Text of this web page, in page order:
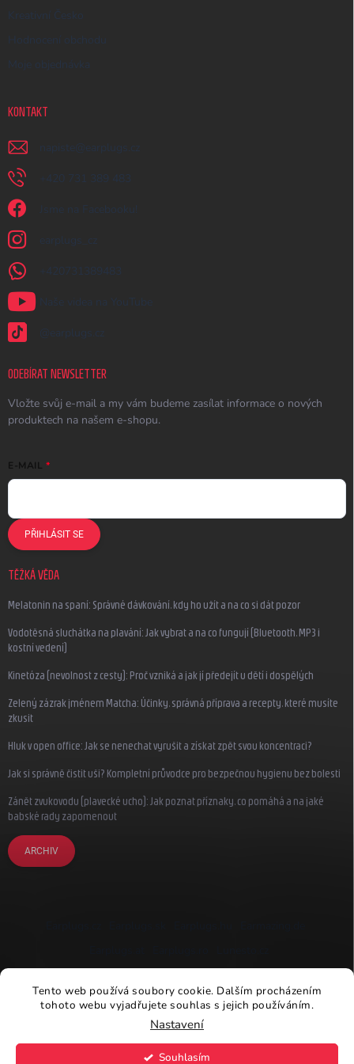
Tento web používá soubory cookie. Dalším procházením
tohoto webu vyjadřujete souhlas s jejich používáním.
Nastavení
Souhlasím
Kreativní Česko
Hodnocení obchodu
Moje objednávka
KONTAKT
napiste @ earplugs.cz
+420 731 389 483
Jsme na Facebooku!
earplugs_cz
+420731389483
Naše videa na YouTube
@earplugs.cz
ODEBÍRAT NEWSLETTER
Vložte svůj e-mail a my vám budeme zasílat informace o nových
produktech na našem e-shopu.
E-MAIL
PŘIHLÁSIT SE
TĚŽKÁ VĚDA
Melatonin na spaní: Správné dávkování, kdy ho užít a na co si dát pozor
Vodotěsná sluchátka na plavání: Jak vybrat a na co fungují (Bluetooth, MP3 i
kostní vedení)
Kinetóza (nevolnost z cesty): Proč vzniká a jak jí předejít u dětí i dospělých
Zelený zázrak jménem Matcha: Účinky, správná příprava a recepty, které musíte
zkusit
Hluk v open office: Jak se nenechat vyrušit a získat zpět svou koncentraci?
Jak si správně čistit uši? Kompletní průvodce pro bezpečnou hygienu bez bolesti
Zánět zvukovodu (plavecké ucho): Jak poznat příznaky, co pomáhá a na jaké
babské rady zapomenout
ARCHIV
Copyright 2026Earplugs.cz. Všechna práva vyhrazena.